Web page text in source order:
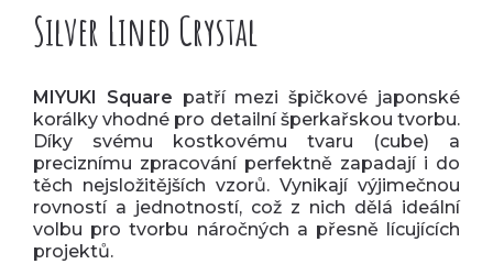
Silver Lined Crystal
MIYUKI Square patří mezi špičkové japonské
korálky vhodné pro detailní šperkařskou tvorbu.
Díky svému kostkovému tvaru (cube) a
preciznímu zpracování perfektně zapadají i do
těch nejsložitějších vzorů. Vynikají výjimečnou
rovností a jednotností, což z nich dělá ideální
volbu pro tvorbu náročných a přesně lícujících
projektů.